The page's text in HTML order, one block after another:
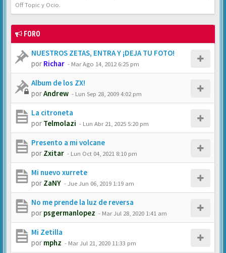
Off Topic y Ocio.
FORO
NUESTROS ZETAS, ENTRA Y ¡DEJA TU FOTO!
por Richar - Mar Ago 14, 2012 6:25 pm
Album de los ZX!
porAndrew - Lun Sep 28, 2009 4:02 pm
La citroneta
por Telmolazi - Lun Abr 21, 2025 5:20 pm
Presento a mi volcane
por Zxitar - Lun Oct 04, 2021 8:10 pm
Mi nuevo xurrete
por ZaNY -Jue Jun 06, 2019 1:19 am
No me prende la luz de reversa
por psgermanlopez - Mar Jul 28, 2020 1:41 am
Mi Zetilla
por mphz - Mar Jul 21, 2020 11:33 pm